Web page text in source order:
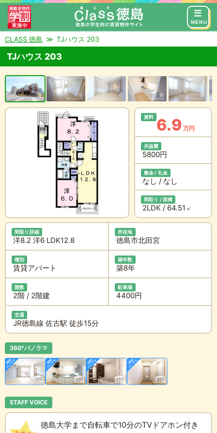
MENU
来店予約 お問い合わせ
CLASS 徳島 TJハウス 203
TJハウス 203
賃料 6.9 万円
共益費
5800円
敷金 / 礼金
なし / なし
間取り / 面積
2LDK / 64.51 ㎡
間取り詳細
洋8.2 洋6 LDK12.8
所在地
徳島市北田宮
種別
賃貸アパート
築年数
築8年
階数
2階 / 2階建
駐車場
4400円
交通
JR徳島線 佐古駅 徒歩15分
360°パノラマ
STAFF VOICE
徳島大学まで自転車で10分のTVドアホン付き